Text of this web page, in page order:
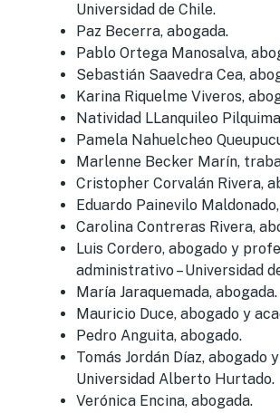
Universidad de Chile.
Paz Becerra, abogada.
Pablo Ortega Manosalva,
Sebastián Saavedra Cea,
Karina Riquelme Viveros,
Natividad LLanquileo
Pamela Nahuelcheo
Marlenne Becker Marín,
Cristopher Corvalán Rivera,
Eduardo Painevilo
Carolina Contreras Rivera,
Luis Cordero, abogado y
administrativo – Universidad
María Jaraquemada, abogada.
Mauricio Duce, abogado y
Pedro Anguita, abogado.
Tomás Jordán Díaz, abogado
Universidad Alberto Hurtado.
Verónica Encina, abogada.